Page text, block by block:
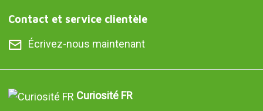
Contact et service clientèle
Écrivez-nous maintenant
Curiosité FR